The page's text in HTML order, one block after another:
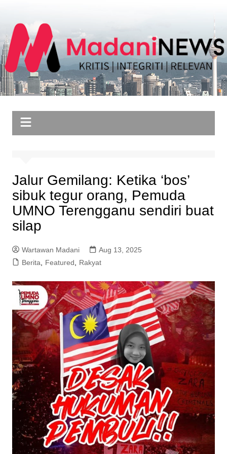
content
Jalur Gemilang: Ketika ‘bos’
sibuk tegur orang, Pemuda
UMNO Terengganu sendiri buat
silap
Wartawan Madani
Aug 13, 2025
Berita, Featured, Rakyat